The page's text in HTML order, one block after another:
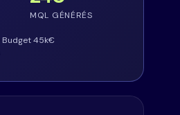
MQL GÉNÉRÉS
Budget 45k€